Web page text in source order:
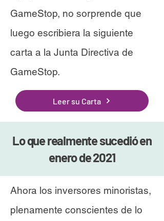
GameStop, no sorprende que
luego escribiera la siguiente
carta a la Junta Directiva de
GameStop.
Leer su Carta
Lo que realmente sucedió en
enero de 2021
Ahora los inversores minoristas,
plenamente conscientes de lo